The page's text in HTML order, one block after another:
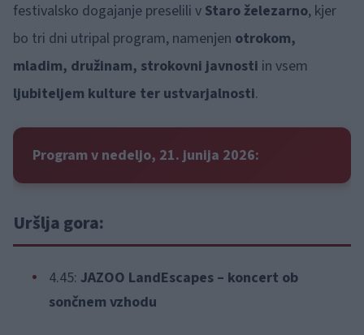
festivalsko dogajanje preselili v Staro železarno, kjer
bo tri dni utripal program, namenjen otrokom,
mladim, družinam, strokovni javnosti in vsem
ljubiteljem kulture ter ustvarjalnosti.
Program v nedeljo, 21. junija 2026:
Uršlja gora:
4.45: JAZOO LandEscapes – koncert ob
sončnem vzhodu